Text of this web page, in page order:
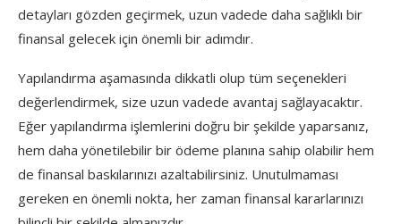
detayları gözden geçirmek, uzun vadede daha sağlıklı bir
finansal gelecek için önemli bir adımdır.
Yapılandırma aşamasında dikkatli olup tüm seçenekleri
değerlendirmek, size uzun vadede avantaj sağlayacaktır.
Eğer yapılandırma işlemlerini doğru bir şekilde yaparsanız,
hem daha yönetilebilir bir ödeme planına sahip olabilir hem
de finansal baskılarınızı azaltabilirsiniz. Unutulmaması
gereken en önemli nokta, her zaman finansal kararlarınızı